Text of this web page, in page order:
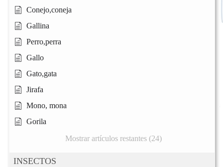
Conejo,coneja
Gallina
Perro,perra
Gallo
Gato,gata
Jirafa
Mono, mona
Gorila
Mostrar artículos restantes (24)
INSECTOS